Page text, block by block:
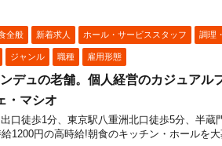
全般 新着求人 ホール・サービススタッフ 調理
ジャンル 職種 雇用形態
デュの老舗。個人経営のカジュアル
・マシオ
口徒歩1分、東京駅八重洲北口徒歩5分、半
1200円の高時給!朝食のキッチン・ホールを